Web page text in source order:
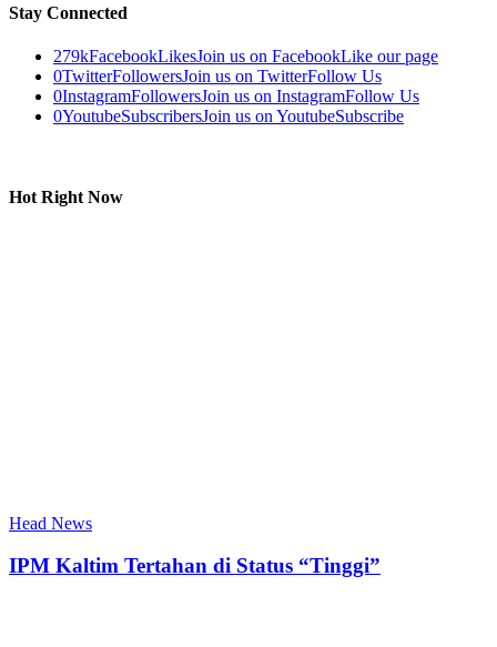
Stay Connected
279kFacebookLikesJoin us on FacebookLike our page
0TwitterFollowersJoin us on TwitterFollow Us
0InstagramFollowersJoin us on InstagramFollow Us
0YoutubeSubscribersJoin us on YoutubeSubscribe
Hot Right Now
Head News
IPM Kaltim Tertahan di Status “Tinggi”